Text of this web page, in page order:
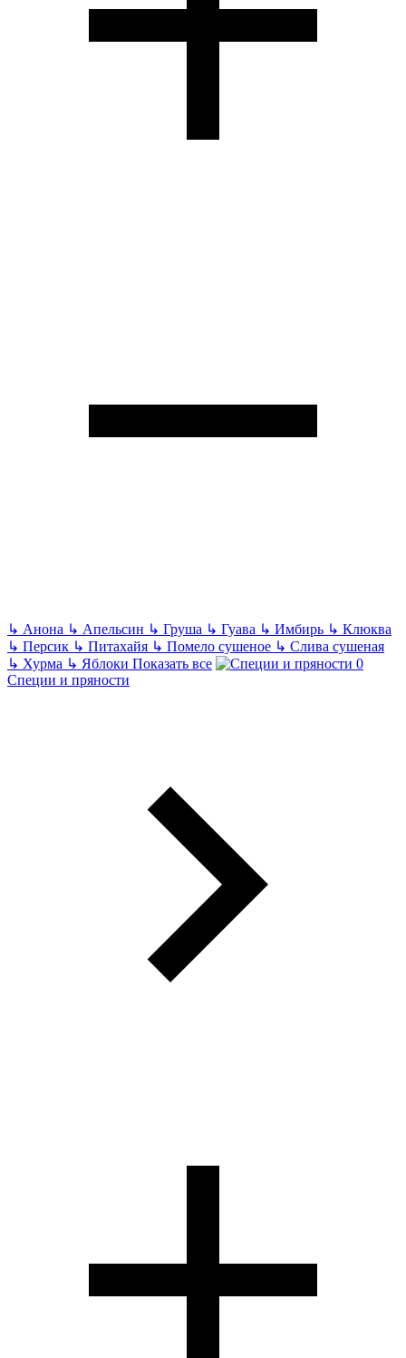
↳ Анона ↳ Апельсин ↳ Груша ↳ Гуава ↳ Имбирь ↳ Клюква
↳ Персик ↳ Питахайя ↳ Помело сушеное ↳ Слива сушеная
↳ Хурма ↳ Яблоки Показать все
Специи и пряности